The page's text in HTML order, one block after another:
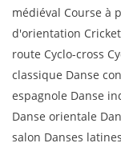
médiéval Course à
d'orientation
route Cyclo-cross
classique Danse
espagnole Danse
Danse orientale
salon Danses